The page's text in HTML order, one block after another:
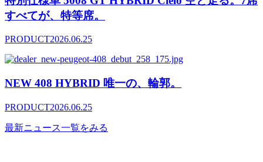
すべてが、特等席。
PRODUCT2026.06.25
NEW 408 HYBRID 唯一の、輪郭。
PRODUCT2026.06.25
最新ニュース一覧をみる